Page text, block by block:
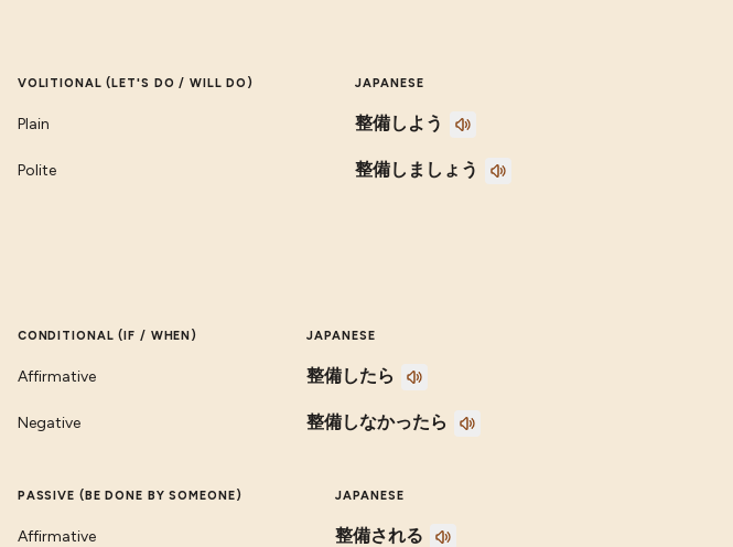
VOLITIONAL (LET'S DO / WILL DO) JAPANESE
Plain 整備しよう
Polite 整備しましょう
CONDITIONAL (IF / WHEN) JAPANESE
Affirmative 整備したら
Negative 整備しなかったら
PASSIVE (BE DONE BY SOMEONE) JAPANESE
Affirmative 整備される